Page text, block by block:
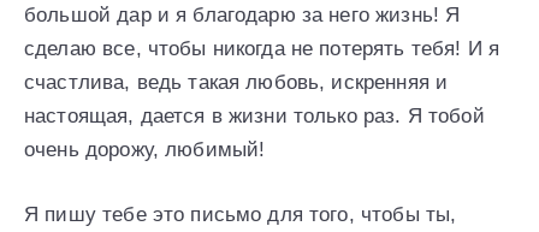
большой дар и я благодарю за него жизнь! Я
сделаю все, чтобы никогда не потерять тебя! И я
счастлива, ведь такая любовь, искренняя и
настоящая, дается в жизни только раз. Я тобой
очень дорожу, любимый!
Я пишу тебе это письмо для того, чтобы ты,